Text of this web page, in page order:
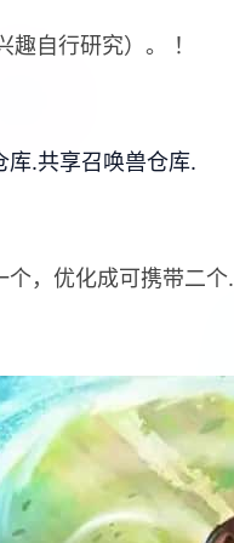
自行研究）。 ！
.共享召唤兽仓库.
，优化成可携带二个.